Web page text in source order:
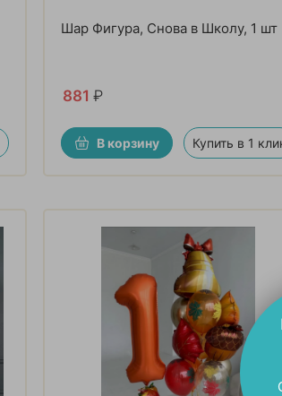
Шар Фигура, Снова в Школу, 1 шт
881 ₽
В корзину Купить в 1